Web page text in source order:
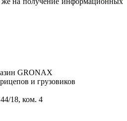
GRONAX
и грузовиков
18, ком. 4